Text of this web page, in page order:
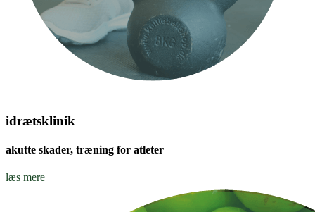
idrætsklinik
akutte skader, træning for atleter
læs mere